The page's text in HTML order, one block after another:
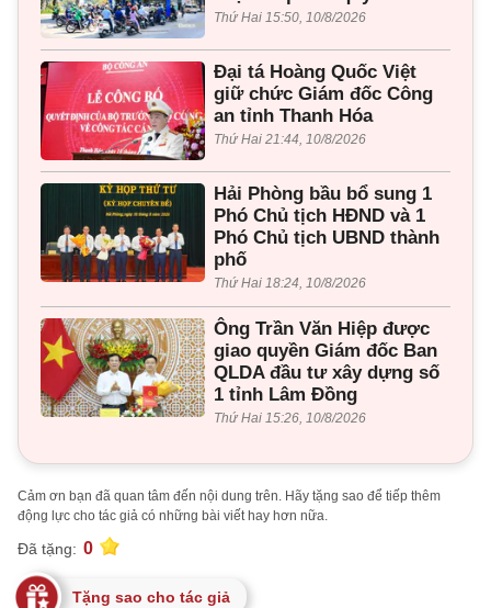
Thứ Hai 15:50, 10/8/2026
Đại tá Hoàng Quốc Việt
giữ chức Giám đốc Công
an tỉnh Thanh Hóa
Thứ Hai 21:44, 10/8/2026
Hải Phòng bầu bổ sung 1
Phó Chủ tịch HĐND và 1
Phó Chủ tịch UBND thành
phố
Thứ Hai 18:24, 10/8/2026
Ông Trần Văn Hiệp được
giao quyền Giám đốc Ban
QLDA đầu tư xây dựng số
1 tỉnh Lâm Đồng
Thứ Hai 15:26, 10/8/2026
Cảm ơn bạn đã quan tâm đến nội dung trên. Hãy tặng sao để tiếp thêm
động lực cho tác giả có những bài viết hay hơn nữa.
Đã tặng: 0
Tặng sao cho tác giả